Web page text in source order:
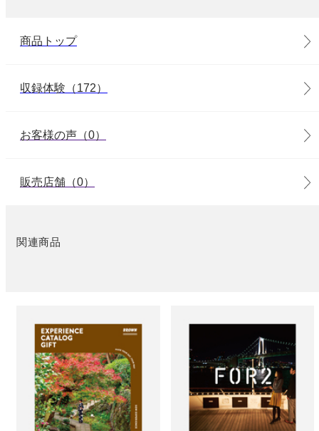
商品トップ
収録体験（172）
お客様の声（0）
販売店舗（0）
関連商品